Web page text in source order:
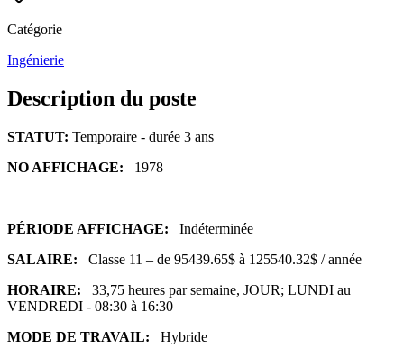
Catégorie
Ingénierie
Description du poste
STATUT: Temporaire - durée 3 ans
NO AFFICHAGE: 1978
PÉRIODE AFFICHAGE: Indéterminée
SALAIRE: Classe 11 – de 95439.65$ à 125540.32$ / année
HORAIRE: 33,75 heures par semaine, JOUR; LUNDI au
VENDREDI - 08:30 à 16:30
MODE DE TRAVAIL: Hybride